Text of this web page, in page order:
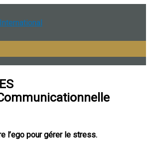
l’ego pour gérer le stress.